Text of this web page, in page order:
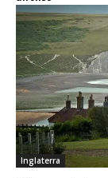
Inglaterra